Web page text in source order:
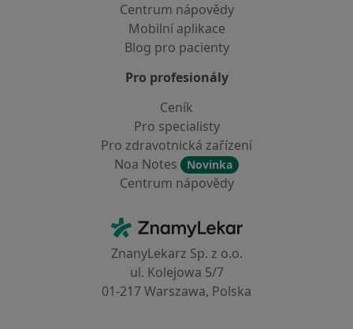
Centrum nápovědy
Mobilní aplikace
Blog pro pacienty
Pro profesionály
Ceník
Pro specialisty
Pro zdravotnická zařízení
Noa Notes
Novinka
Centrum nápovědy
ZnamyLekar - Hlavní stránka
ZnanyLekarz Sp. z o.o.
ul. Kolejowa 5/7
01-217 Warszawa, Polska